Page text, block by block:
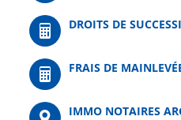
DROITS DE
FRAIS DE
IMMO NOTAIRES